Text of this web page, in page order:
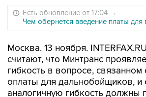
Есть обновление от 17:04 →
Чем обернется введение платы для
Москва. 13 ноября.
считают, что Минтранс
гибкость в вопросе,
оплаты для дальнобойщиков, и
аналогичную гибкость должны